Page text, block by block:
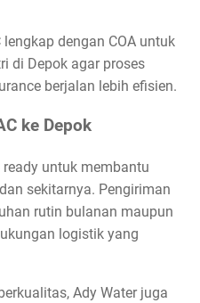
dengan COA untuk
di Depok agar proses
berjalan lebih efisien.
ke Depok
untuk membantu
sekitarnya. Pengiriman
rutin bulanan maupun
logistik yang
Ady Water juga